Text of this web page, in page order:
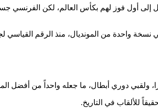
ظهور لبيليه في عمر 17 عاماً، وقيادته لمنتخب البرازيل إلى أول فوز